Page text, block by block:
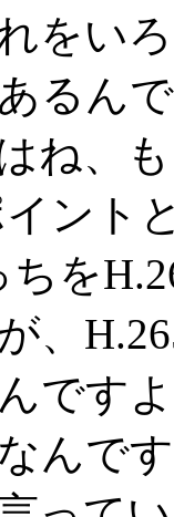
をい
るん
ね、
ント
ちを
、
です
んで